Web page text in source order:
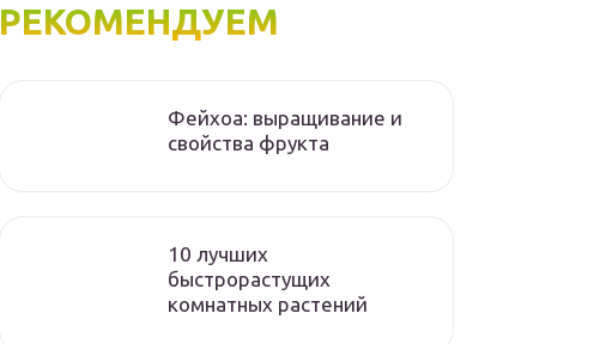
РЕКОМЕНДУЕМ
Фейхоа: выращивание и
свойства фрукта
10 лучших
быстрорастущих
комнатных растений